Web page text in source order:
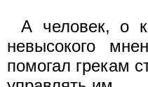
А человек, о
невысокого
помогал грекам